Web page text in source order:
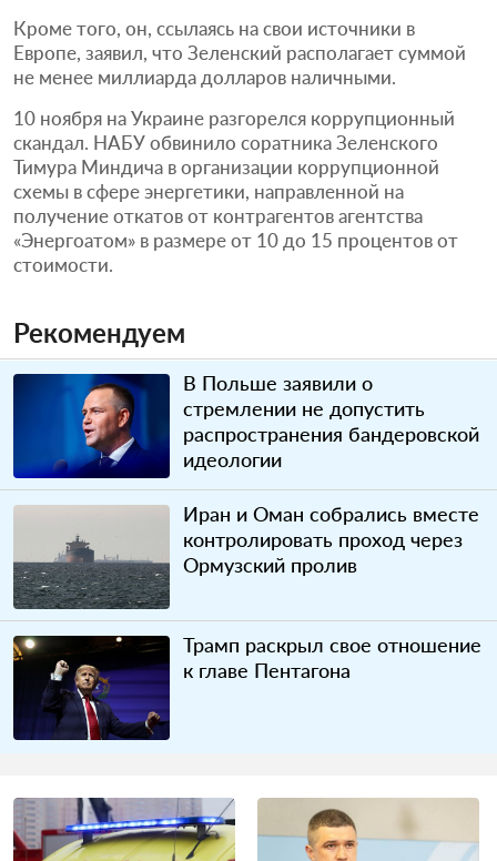
Кроме того, он, ссылаясь на свои источники в
Европе, заявил, что Зеленский располагает суммой
не менее миллиарда долларов наличными.
10 ноября на Украине разгорелся коррупционный
скандал. НАБУ обвинило соратника Зеленского
Тимура Миндича в организации коррупционной
схемы в сфере энергетики, направленной на
получение откатов от контрагентов агентства
«Энергоатом» в размере от 10 до 15 процентов от
стоимости.
Рекомендуем
В Польше заявили о
стремлении не допустить
распространения бандеровской
идеологии
Иран и Оман собрались вместе
контролировать проход через
Ормузский пролив
Трамп раскрыл свое отношение
к главе Пентагона